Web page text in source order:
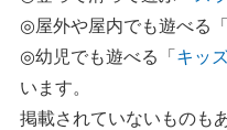
◎屋外や屋内でも遊べる「
◎幼児でも遊べる「 キッ
います。
掲載されていないものも